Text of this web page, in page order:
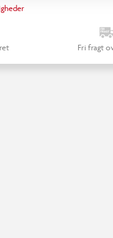
Fri fragt